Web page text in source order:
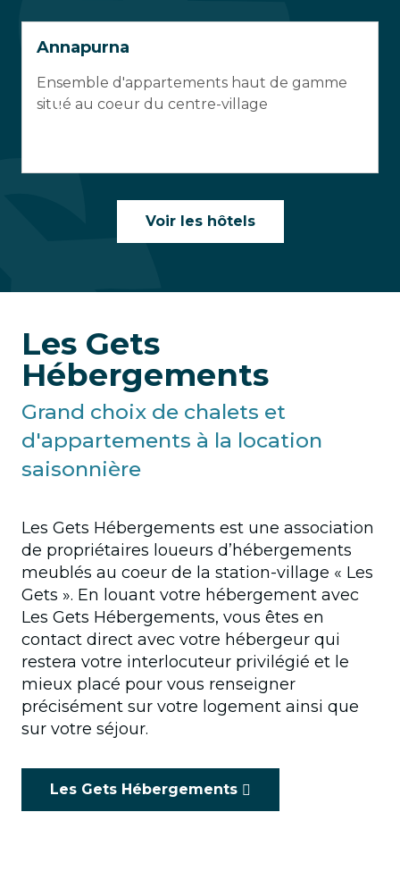
Annapurna
Ensemble d'appartements haut de gamme
situé au coeur du centre-village
Voir les hôtels
Les Gets
Hébergements
Grand choix de chalets et
d'appartements à la location
saisonnière
Les Gets Hébergements est une association
de propriétaires loueurs d’hébergements
meublés au coeur de la station-village « Les
Gets ». En louant votre hébergement avec
Les Gets Hébergements, vous êtes en
contact direct avec votre hébergeur qui
restera votre interlocuteur privilégié et le
mieux placé pour vous renseigner
précisément sur votre logement ainsi que
sur votre séjour.
Les Gets Hébergements